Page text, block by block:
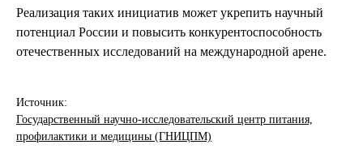
Реализация таких инициатив может укрепить научный
потенциал России и повысить конкурентоспособность
отечественных исследований на международной арене.
Источник:
Государственный научно-исследовательский центр питания,
профилактики и медицины (ГНИЦПМ)